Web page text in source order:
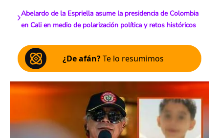
Abelardo de la Espriella asume la presidencia de Colombia
en Cali en medio de polarización política y retos históricos
¿De afán?Te lo resumimos